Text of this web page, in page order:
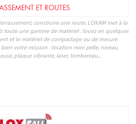
ET ROUTES
construire une route, LOXAM met à la
toute une gamme de matériel : louez en quelques
et le matériel de compactage ou de mesure
bien votre mission : location mini pelle, niveau,
plaque vibrante, laser, tombereau...